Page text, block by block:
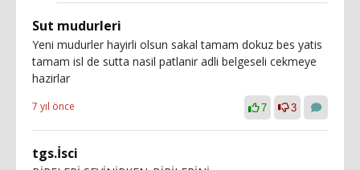
Sut mudurleri
Yeni mudurler hayirli olsun sakal tamam dokuz bes yatis
tamam isl de sutta nasil patlanir adli belgeseli cekmeye
hazirlar
7 yıl önce 7 3
tgs.İsci